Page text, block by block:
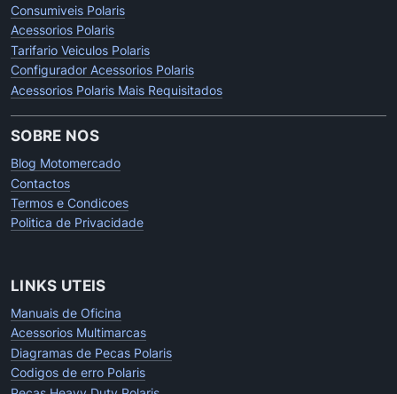
Consumiveis Polaris
Acessorios Polaris
Tarifario Veiculos Polaris
Configurador Acessorios Polaris
Acessorios Polaris Mais Requisitados
SOBRE NOS
Blog Motomercado
Contactos
Termos e Condicoes
Politica de Privacidade
LINKS UTEIS
Manuais de Oficina
Acessorios Multimarcas
Diagramas de Pecas Polaris
Codigos de erro Polaris